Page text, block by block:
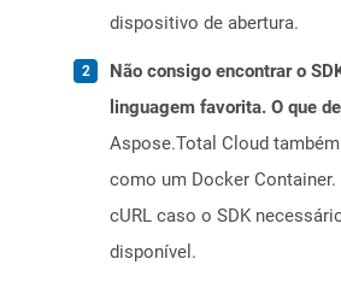
dispositivo de abertura.
Não consigo encontrar o
linguagem favorita. O que
Aspose.Total Cloud
como um Docker
cURL caso o SDK
disponível.